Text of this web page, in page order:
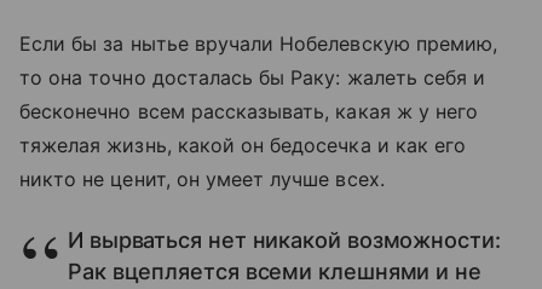
Если бы за нытье вручали Нобелевскую премию,
то она точно досталась бы Раку: жалеть себя и
бесконечно всем рассказывать, какая ж у него
тяжелая жизнь, какой он бедосечка и как его
никто не ценит, он умеет лучше всех.
И вырваться нет никакой возможности:
Рак вцепляется всеми клешнями и не